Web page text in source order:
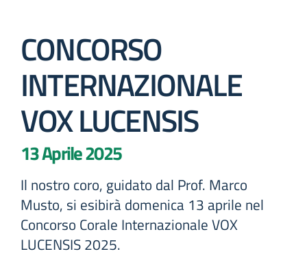
CONCORSO
INTERNAZIONALE
VOX LUCENSIS
13 Aprile 2025
Il nostro coro, guidato dal Prof. Marco
Musto, si esibirà domenica 13 aprile nel
Concorso Corale Internazionale VOX
LUCENSIS 2025.